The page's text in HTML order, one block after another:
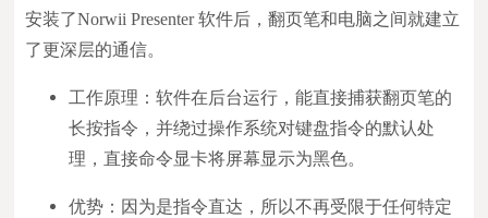
安装了Norwii Presenter 软件后，翻页笔和电脑之间就建立
了更深层的通信。
工作原理：软件在后台运行，能直接捕获翻页笔的
长按指令，并绕过操作系统对键盘指令的默认处
理，直接命令显卡将屏幕显示为黑色。
优势：因为是指令直达，所以不再受限于任何特定